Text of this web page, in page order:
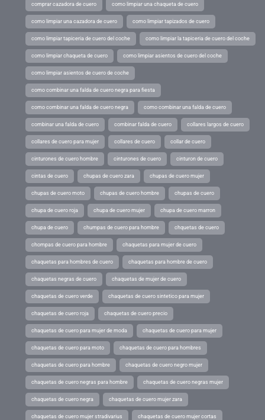
comprar cazadora de cuero como limpiar una chaqueta de cuero
como limpiar una cazadora de cuero como limpiar tapizados de cuero
como limpiar tapiceria de cuero del coche como limpiar la tapiceria de cuero del coche
como limpiar chaqueta de cuero como limpiar asientos de cuero del coche
como limpiar asientos de cuero de coche
como combinar una falda de cuero negra para fiesta
como combinar una falda de cuero negra como combinar una falda de cuero
combinar una falda de cuero combinar falda de cuero collares largos de cuero
collares de cuero para mujer collares de cuero collar de cuero
cinturones de cuero hombre cinturones de cuero cinturon de cuero
cintas de cuero chupas de cuero zara chupas de cuero mujer
chupas de cuero moto chupas de cuero hombre chupas de cuero
chupa de cuero roja chupa de cuero mujer chupa de cuero marron
chupa de cuero chumpas de cuero para hombre chquetas de cuero
chompas de cuero para hombre chaquetas para mujer de cuero
chaquetas para hombres de cuero chaquetas para hombre de cuero
chaquetas negras de cuero chaquetas de mujer de cuero
chaquetas de cuero verde chaquetas de cuero sintetico para mujer
chaquetas de cuero roja chaquetas de cuero precio
chaquetas de cuero para mujer de moda chaquetas de cuero para mujer
chaquetas de cuero para moto chaquetas de cuero para hombres
chaquetas de cuero para hombre chaquetas de cuero negro mujer
chaquetas de cuero negras para hombre chaquetas de cuero negras mujer
chaquetas de cuero negra chaquetas de cuero mujer zara
chaquetas de cuero mujer stradivarius chaquetas de cuero mujer cortas